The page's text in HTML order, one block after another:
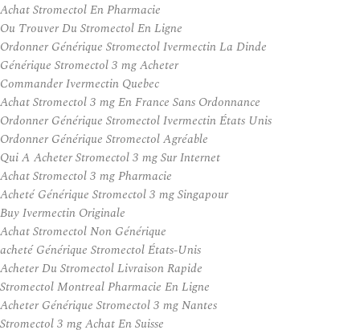
Achat Stromectol En Pharmacie
Ou Trouver Du Stromectol En Ligne
Ordonner Générique Stromectol Ivermectin La Dinde
Générique Stromectol 3 mg Acheter
Commander Ivermectin Quebec
Achat Stromectol 3 mg En France Sans Ordonnance
Ordonner Générique Stromectol Ivermectin États Unis
Ordonner Générique Stromectol Agréable
Qui A Acheter Stromectol 3 mg Sur Internet
Achat Stromectol 3 mg Pharmacie
Acheté Générique Stromectol 3 mg Singapour
Buy Ivermectin Originale
Achat Stromectol Non Générique
acheté Générique Stromectol États-Unis
Acheter Du Stromectol Livraison Rapide
Stromectol Montreal Pharmacie En Ligne
Acheter Générique Stromectol 3 mg Nantes
Stromectol 3 mg Achat En Suisse